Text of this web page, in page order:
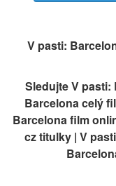
V pasti:
Sledujte V pasti:
Barcelona celý
Barcelona film
cz titulky | V